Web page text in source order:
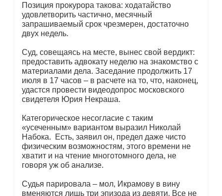
Позиция прокурора такова: ходатайство
удовлетворить частично, месячный
запрашиваемый срок чрезмерен, достаточно
двух недель.
Суд, совещаясь на месте, вынес свой вердикт:
предоставить адвокату неделю на знакомство с
материалами дела. Заседание продолжить 17
июля в 17 часов – в расчете на то, что, наконец,
удастся провести видеодопрос московского
свидетеля Юрия Некраша.
Категорическое несогласие с таким
«усеченным» вариантом выразил Николай
Набока. Есть, заявил он, предел даже чисто
физическим возможностям, этого времени не
хватит и на чтение многотомного дела, не
говоря уж об анализе.
Судья парировала – мол, Икрамову в вину
вменяются лишь три эпизода из девяти. Все не